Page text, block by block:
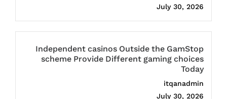
July 30, 2026
Independent casinos Outside the GamStop
scheme Provide Different gaming choices
Today
itqanadmin
July 30, 2026